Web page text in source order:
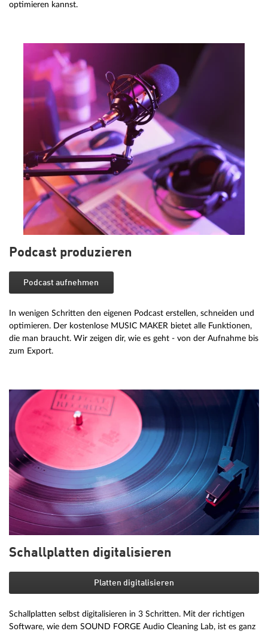
optimieren kannst.
Podcast produzieren
Podcast aufnehmen
In wenigen Schritten den eigenen Podcast erstellen, schneiden und
optimieren. Der kostenlose MUSIC MAKER bietet alle Funktionen,
die man braucht. Wir zeigen dir, wie es geht - von der Aufnahme bis
zum Export.
Schallplatten digitalisieren
Platten digitalisieren
Schallplatten selbst digitalisieren in 3 Schritten. Mit der richtigen
Software, wie dem SOUND FORGE Audio Cleaning Lab, ist es ganz